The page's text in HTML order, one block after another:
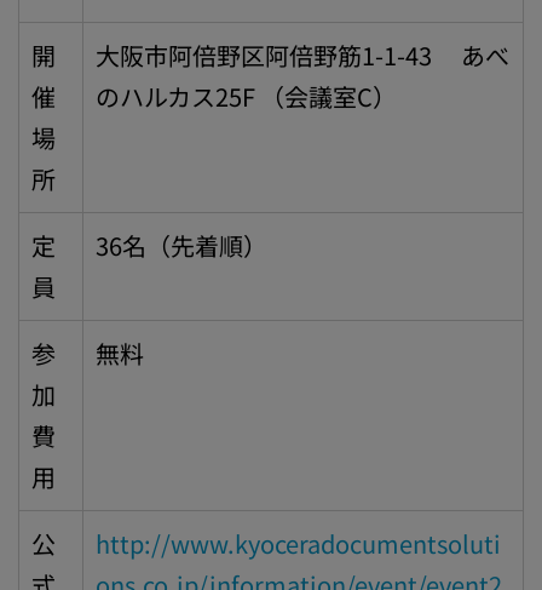
開
催
場
所
大阪市阿倍野区阿倍野筋1-1-43 あべ
のハルカス25F （会議室C）
定
員
36名（先着順）
参
加
費
用
無料
公
http://www.kyoceradocumentsoluti